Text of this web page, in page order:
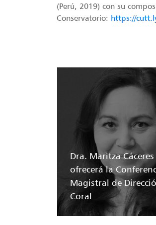
(Perú, 2019) con su
Conservatorio: https://
Dra. Maritza Cáceres
ofrecerá la
Magistral de
Coral